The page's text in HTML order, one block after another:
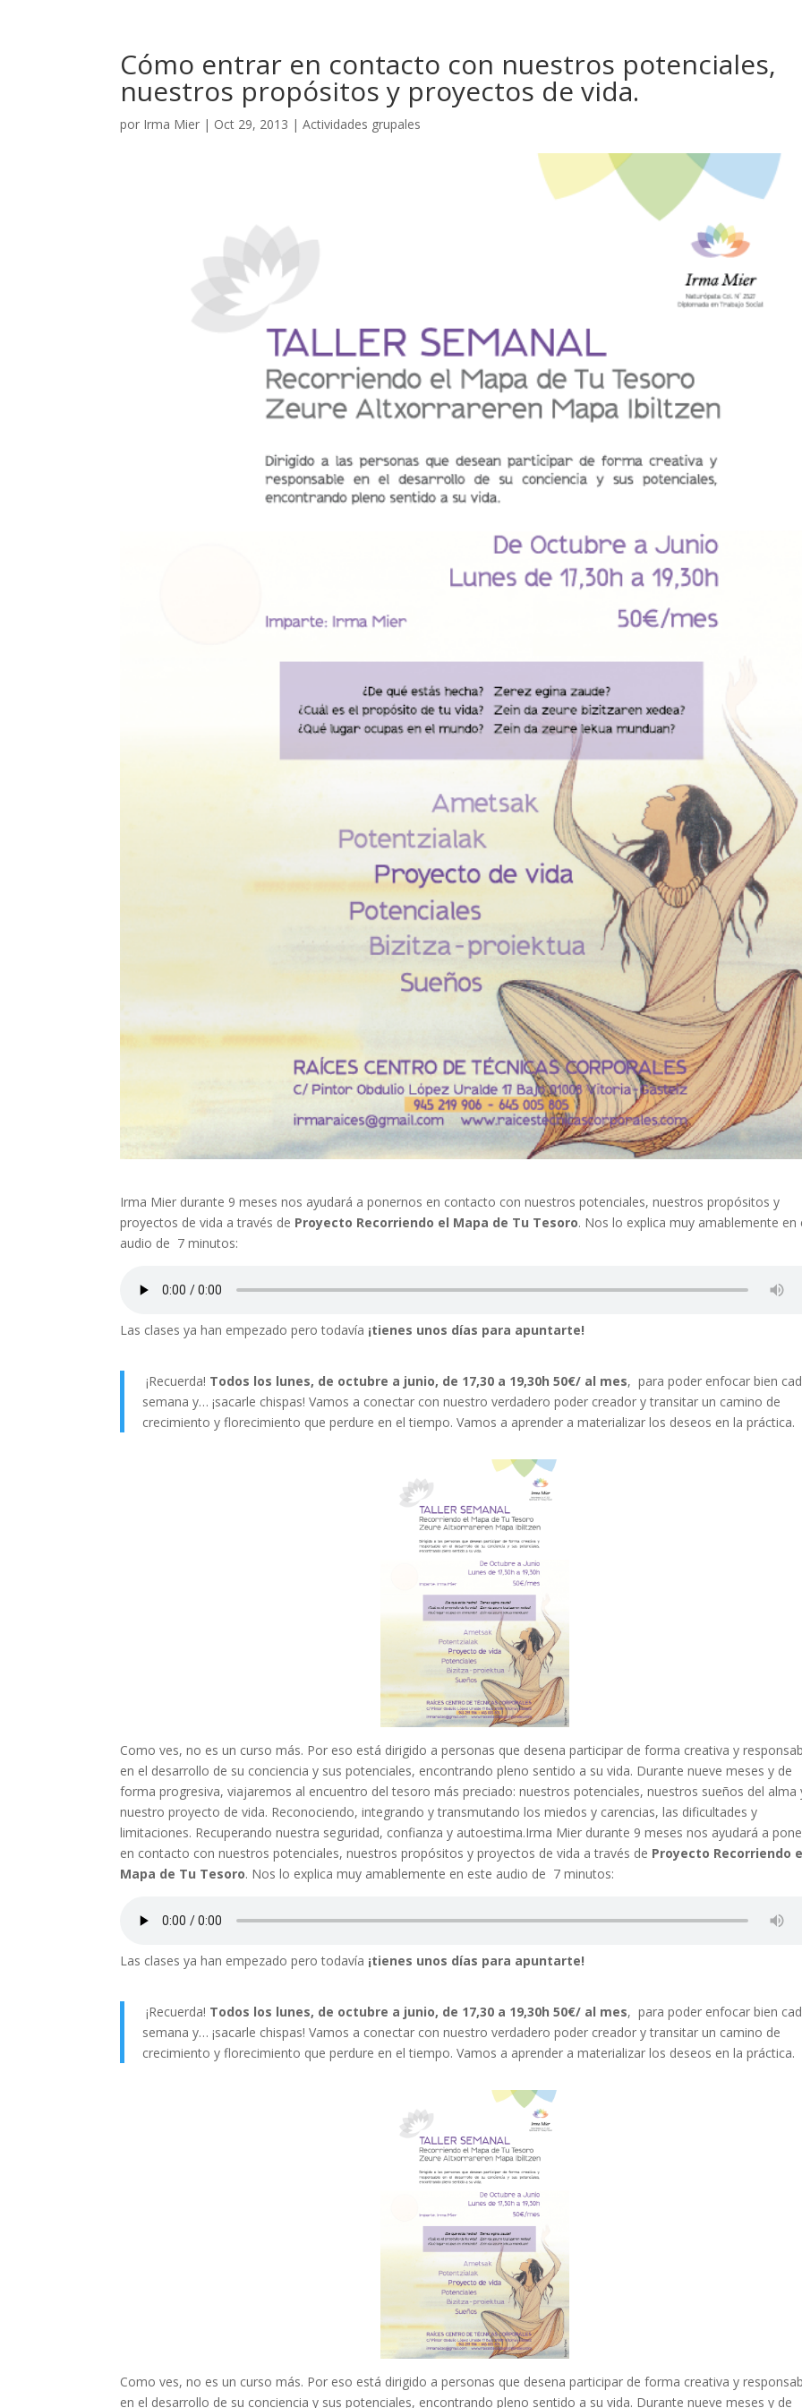
Cómo entrar en contacto con nuestros potenciales,
nuestros propósitos y proyectos de vida.
por Irma Mier | Oct 29, 2013 |Actividades grupales
Irma Mier durante 9 meses nos ayudará a ponernos en contacto con nuestros potenciales, nuestros propósitos y
proyectos de vida a través de Proyecto Recorriendo el Mapa de Tu Tesoro. Nos lo explica muy amablemente en
audio de 7 minutos:
Las clases ya han empezado pero todavía ¡tienes unos días para apuntarte!
¡Recuerda! Todos los lunes, de octubre a junio, de 17,30 a 19,30h 50€/ al mes, para poder enfocar bien
semana y… ¡sacarle chispas! Vamos a conectar con nuestro verdadero poder creador y transitar un camino de
crecimiento y florecimiento que perdure en el tiempo. Vamos a aprender a materializar los deseos en la práctica.
Como ves, no es un curso más. Por eso está dirigido a personas que desena participar de forma creativa y
en el desarrollo de su conciencia y sus potenciales, encontrando pleno sentido a su vida. Durante nueve meses y de
forma progresiva, viajaremos al encuentro del tesoro más preciado: nuestros potenciales, nuestros sueños del alma
nuestro proyecto de vida. Reconociendo, integrando y transmutando los miedos y carencias, las dificultades y
limitaciones. Recuperando nuestra seguridad, confianza y autoestima.Irma Mier durante 9 meses nos ayudará a
en contacto con nuestros potenciales, nuestros propósitos y proyectos de vida a través de Proyecto Recorriendo
Mapa de Tu Tesoro. Nos lo explica muy amablemente en este audio de 7 minutos:
Las clases ya han empezado pero todavía ¡tienes unos días para apuntarte!
¡Recuerda! Todos los lunes, de octubre a junio, de 17,30 a 19,30h 50€/ al mes, para poder enfocar bien
semana y… ¡sacarle chispas! Vamos a conectar con nuestro verdadero poder creador y transitar un camino de
crecimiento y florecimiento que perdure en el tiempo. Vamos a aprender a materializar los deseos en la práctica.
Como ves, no es un curso más. Por eso está dirigido a personas que desena participar de forma creativa y
en el desarrollo de su conciencia y sus potenciales, encontrando pleno sentido a su vida. Durante nueve meses y de